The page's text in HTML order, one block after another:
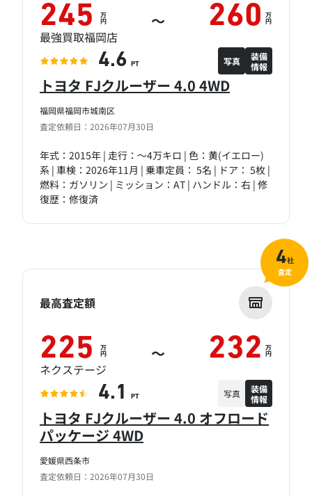
福岡県福岡市城南区
査定依頼日：2026年07月30日
トヨタ FJクルーザー 4.0 4WD
年式：2015年 | 走行：～4万キロ | 色：黄(イエロー)
系 | 車検：2026年11月 | 乗車定員： 5名 | ドア： 5枚 |
燃料：ガソリン | ミッション：AT | ハンドル：右 | 修
復歴：修復済
245 万
円 ～ 260 万
円
最強買取福岡店
4.6 PT 写真
装備
情報
愛媛県西条市
査定依頼日：2026年07月30日
トヨタ FJクルーザー 4.0 オフロード
パッケージ 4WD
最高査定額
225 万
円 ～ 232 万
円
ネクステージ
4.1 PT 写真
装備
情報
4社
査定